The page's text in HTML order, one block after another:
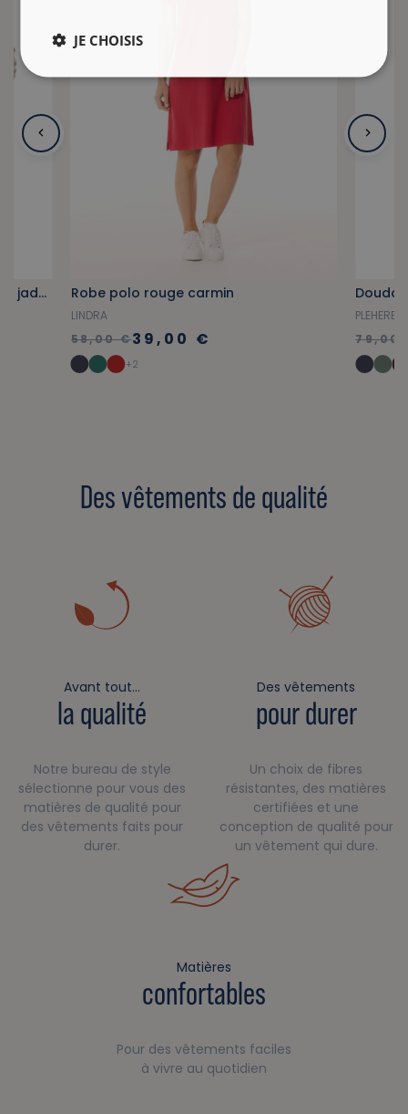
Sweat zippé en molleton rayé vert jade et blanc Robe polo rouge carmin
LINDRA
58,00 €39,00 €
+2
PLEHEREL
79,00
Des vêtements de qualité
Avant tout…
la qualité
Notre bureau de style
sélectionne pour vous des
matières de qualité pour
des vêtements faits pour
durer.
Des vêtements
pour durer
Un choix de fibres
résistantes, des matières
certifiées et une
conception de qualité pour
un vêtement qui dure.
Matières
confortables
Pour des vêtements faciles
à vivre au quotidien
JE CHOISIS